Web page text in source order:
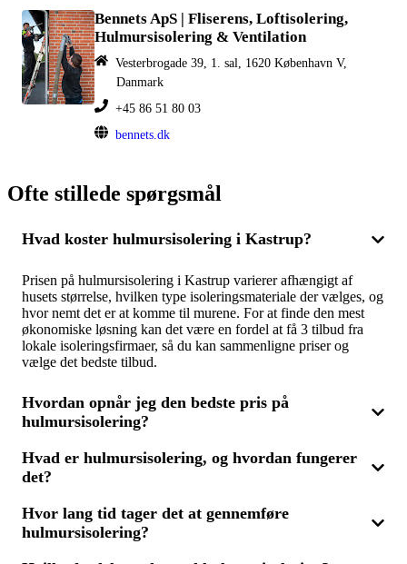
Bennets ApS | Fliserens, Loftisolering,
Hulmursisolering & Ventilation
Vesterbrogade 39, 1. sal, 1620 København V,
Danmark
+45 86 51 80 03
bennets.dk
Ofte stillede spørgsmål
Hvad koster hulmursisolering i Kastrup?
Prisen på hulmursisolering i Kastrup varierer afhængigt af
husets størrelse, hvilken type isoleringsmateriale der vælges, og
hvor nemt det er at komme til murene. For at finde den mest
økonomiske løsning kan det være en fordel at få 3 tilbud fra
lokale isoleringsfirmaer, så du kan sammenligne priser og
vælge det bedste tilbud.
Hvordan opnår jeg den bedste pris på
hulmursisolering?
For at få den bedste pris på hulmursisolering bør du anmode
om 3 tilbud fra forskellige isoleringsfirmaer. Ved at
prisvenlige løsning, der samtidig sikrer høj kvalitet og optimal
energibesparelse for din bolig i Kastrup.
Hvad er hulmursisolering, og hvordan fungerer
det?
Hulmursisolering er en metode, hvor isoleringsmateriale
sprøjtes ind i mellemrummet mellem yder- og indermuren i dit
Hvor lang tid tager det at gennemføre
hulmursisolering?